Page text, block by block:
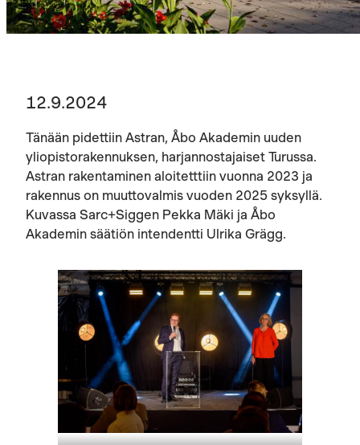
12.9.2024
Tänään pidettiin Astran, Åbo Akademin uuden
yliopistorakennuksen, harjannostajaiset Turussa.
Astran rakentaminen aloitetttiin vuonna 2023 ja
rakennus on muuttovalmis vuoden 2025 syksyllä.
Kuvassa Sarc+Siggen Pekka Mäki ja Åbo
Akademin säätiön intendentti Ulrika Grägg.